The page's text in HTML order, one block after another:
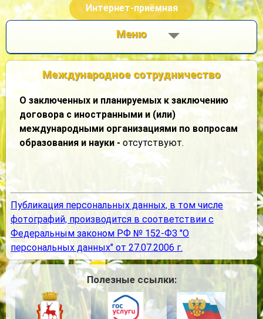
Интернет-приёмная
Меню
Международное сотрудничество
О заключенных и планируемых к заключению
договора с иностранными и (или)
международными организациями по вопросам
образования и науки - отсутствуют.
Публикация персональных данных, в том числе
фотографий, производится в соответствии с
Федеральным законом РФ № 152-ФЗ "О
персональных данных" от 27.07.2006 г.
Полезные ссылки: